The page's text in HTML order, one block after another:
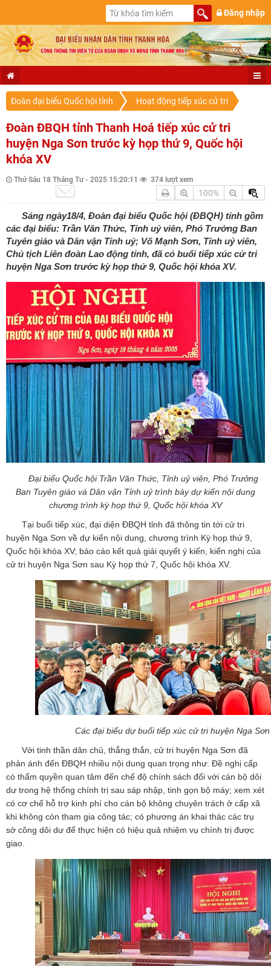
Đăng nhập
Đoàn đại biểu Quốc hội tỉnh Hoạt động tiếp xúc cử tri
Đoàn ĐBQH tỉnh Thanh Hoá tiếp xúc cử tri
huyện Nga Sơn trước kỳ họp thứ 9, Quốc hội
khóa XV
Thứ Sáu 18 Tháng Tư - 2025 15:20:11 374 lượt xem
100%
Sáng ngày18/4, Đoàn đại biểu Quốc hội (ĐBQH) tỉnh gồm
các đại biểu: Trần Văn Thức, Tỉnh uỷ viên, Phó Trưởng Ban
Tuyên giáo và Dân vận Tỉnh uỷ; Võ Mạnh Sơn, Tỉnh uỷ viên,
Chủ tịch Liên đoàn Lao động tỉnh, đã có buổi tiếp xúc cử tri
huyện Nga Sơn trước kỳ họp thứ 9, Quốc hội khóa XV.
Đại biểu Quốc hội Trần Văn Thức, Tỉnh uỷ viên, Phó Trưởng
Ban Tuyên giáo và Dân vận Tỉnh uỷtrình bày dự kiến nội dung
chương trình kỳ họp thứ 9, Quốc hội khóa XV
Tại buổi tiếp xúc, đại diện ĐBQH tỉnh đã thông tin tới cử tri
huyện Nga Sơn về dự kiến nội dung, chương trình Kỳ họp thứ 9,
Quốc hội khóa XV; báo cáo kết quả giải quyết ý kiến, kiến nghị của
cử tri huyện Nga Sơn sau Kỳ họp thứ 7, Quốc hội khóa XV.
Các đại biểu dự buổi tiếp xúc cử tri huyện Nga Sơn
Với tinh thần dân chủ, thẳng thắn, cử tri huyện Nga Sơn đã
phản ánh đến ĐBQH nhiều nội dung quan trọng như: Đề nghị cấp
có thẩm quyền quan tâm đến chế độ chính sách đối với cán bộ dôi
dư trong hệ thống chính trị sau sáp nhập, tinh gọn bộ máy; xem xét
có cơ chế hỗ trợ kinh phí cho cán bộ không chuyên trách ở cấp xã
khi không còn tham gia công tác; có phương án khai thác các trụ
sở công dôi dư để thực hiện có hiệu quả nhiệm vụ chính trị được
giao.